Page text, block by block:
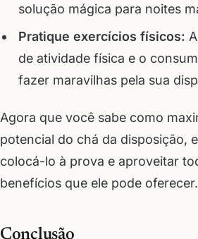
solução mágica para noites
Pratique exercícios físicos:
de atividade física e o
fazer maravilhas pela sua
Agora que você sabe como
potencial do chá da disposição,
colocá-lo à prova e aproveitar
benefícios que ele pode
Conclusão